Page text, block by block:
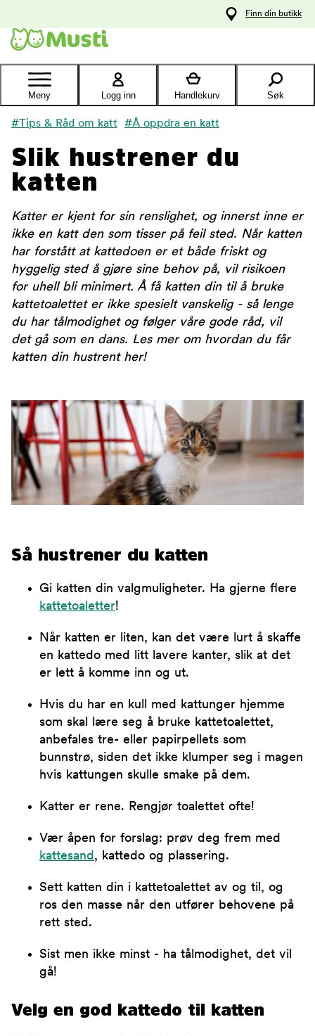
Kontakt
kundeservice
Finn din butikk
Meny Logg inn Handlekurv Søk
#Tips & Råd om katt #Å oppdra en katt
Slik hustrener du
katten
Katter er kjent for sin renslighet, og innerst inne er
ikke en katt den som tisser på feil sted. Når katten
har forstått at kattedoen er et både friskt og
hyggelig sted å gjøre sine behov på, vil risikoen
for uhell bli minimert. Å få katten din til å bruke
kattetoalettet er ikke spesielt vanskelig - så lenge
du har tålmodighet og følger våre gode råd, vil
det gå som en dans. Les mer om hvordan du får
katten din hustrent her!
Så hustrener du katten
Gi katten din valgmuligheter. Ha gjerne flere
kattetoaletter!
Når katten er liten, kan det være lurt å skaffe
en kattedo med litt lavere kanter, slik at det
er lett å komme inn og ut.
Hvis du har en kull med kattunger hjemme
som skal lære seg å bruke kattetoalettet,
anbefales tre- eller papirpellets som
bunnstrø, siden det ikke klumper seg i magen
hvis kattungen skulle smake på dem.
Katter er rene. Rengjør toalettet ofte!
Vær åpen for forslag: prøv deg frem med
kattesand, kattedo og plassering.
Sett katten din i kattetoalettet av og til, og
ros den masse når den utfører behovene på
rett sted.
Sist men ikke minst - ha tålmodighet, det vil
gå!
Velg en god kattedo til katten